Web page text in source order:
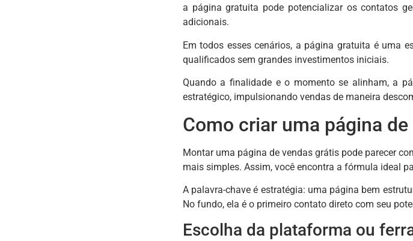
a página gratuita pode potencializar os contatos
adicionais.
Em todos esses cenários, a página gratuita é uma
qualificados sem grandes investimentos iniciais.
Quando a finalidade e o momento se alinham, a
estratégico, impulsionando vendas de maneira
Como criar uma página
Montar uma página de vendas grátis pode parecer
mais simples. Assim, você encontra a fórmula ideal
A palavra-chave é estratégia: uma página bem
No fundo, ela é o primeiro contato direto com seu
Escolha da plataforma ou